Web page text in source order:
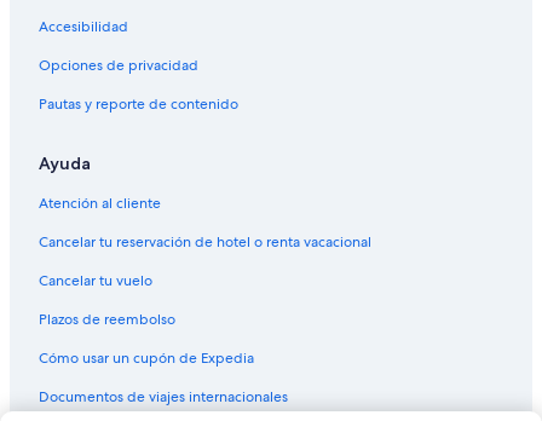
Accesibilidad
Opciones de privacidad
Pautas y reporte de contenido
Ayuda
Atención al cliente
Cancelar tu reservación de hotel o renta vacacional
Cancelar tu vuelo
Plazos de reembolso
Cómo usar un cupón de Expedia
Documentos de viajes internacionales